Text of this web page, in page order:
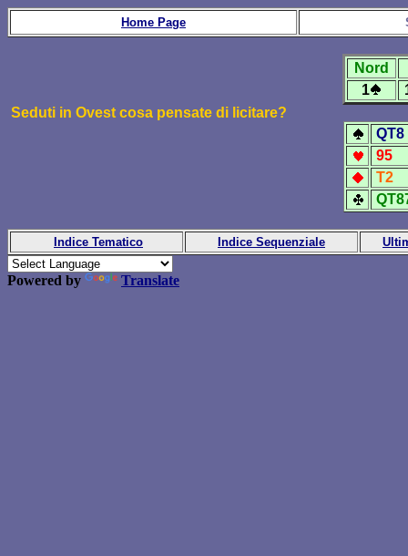
Home Page
Nord
1
Seduti in Ovest cosa pensate di licitare?
QT8
95
T2
Indice Tematico Indice Sequenziale
Powered by Translate